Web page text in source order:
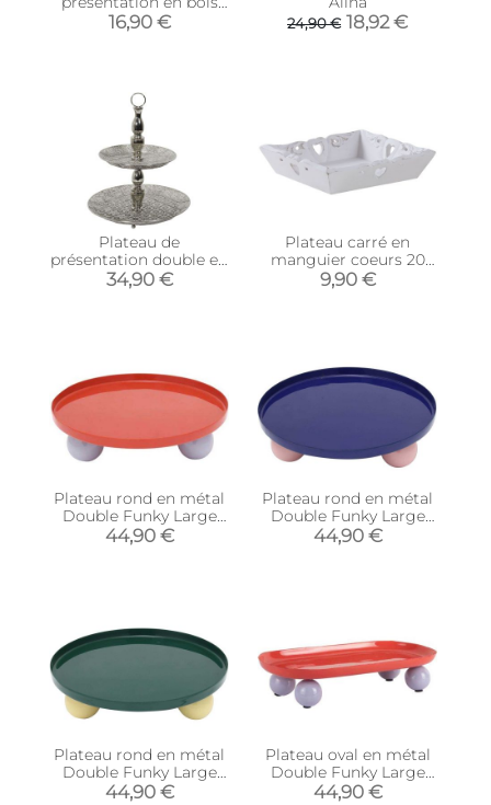
d'acacia (50 x 15 cm)
16,90 € 24,90 € 18,92 €
Plateau de
présentation double en
métal
34,90 €
Plateau carré en
manguier coeurs 20
cm
9,90 €
Plateau rond en métal
Double Funky Large
(Rouge et violet)
44,90 €
Plateau rond en métal
Double Funky Large
(Bleu et rose)
44,90 €
Plateau rond en métal
Double Funky Large
(Vert et jaune)
44,90 €
Plateau oval en métal
Double Funky Large
(Rouge et violet)
44,90 €